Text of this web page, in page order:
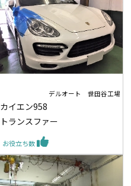
デルオート 世田谷工場
カイエン958
トランスファー
お役立ち数